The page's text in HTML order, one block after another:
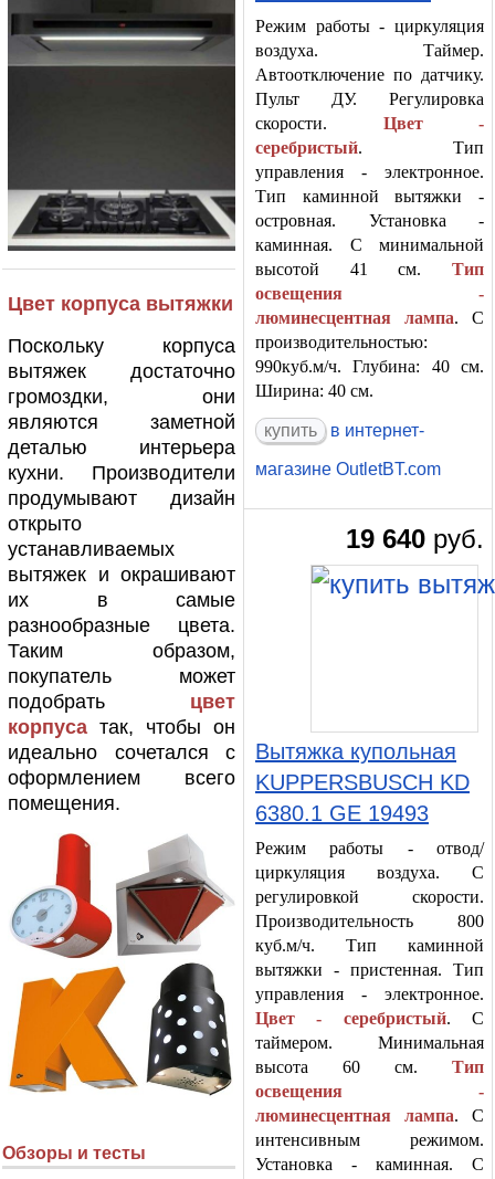
Цвет корпуса вытяжки
Поскольку корпуса
вытяжек достаточно
громоздки, они
являются заметной
деталью интерьера
кухни. Производители
продумывают дизайн
открыто
устанавливаемых
вытяжек и окрашивают
их в самые
разнообразные цвета.
Таким образом,
покупатель может
подобрать цвет
корпуса так, чтобы он
идеально сочетался с
оформлением всего
помещения.
Обзоры и тесты
Режим работы - циркуляция
воздуха. Таймер.
Автоотключение по датчику.
Пульт ДУ. Регулировка
скорости. Цвет -
серебристый. Тип
управления - электронное.
Тип каминной вытяжки -
островная. Установка -
каминная. С минимальной
высотой 41 см. Тип
освещения -
люминесцентная лампа. С
производительностью:
990куб.м/ч. Глубина: 40 см.
Ширина: 40 см.
в интернет-
магазине OutletBT.com
19 640 руб.
Вытяжка купольная
KUPPERSBUSCH KD
6380.1 GE 19493
Режим работы - отвод/
циркуляция воздуха. С
регулировкой скорости.
Производительность 800
куб.м/ч. Тип каминной
вытяжки - пристенная. Тип
управления - электронное.
Цвет - серебристый. С
таймером. Минимальная
высота 60 см. Тип
освещения -
люминесцентная лампа. С
интенсивным режимом.
Установка - каминная. С